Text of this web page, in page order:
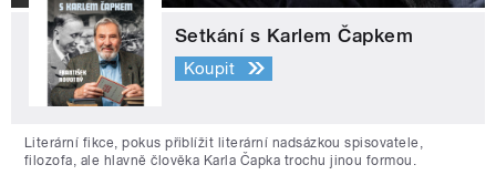
Setkání s Karlem Čapkem
Koupit
Literární fikce, pokus přiblížit literární nadsázkou spisovatele,
filozofa, ale hlavně člověka Karla Čapka trochu jinou formou.